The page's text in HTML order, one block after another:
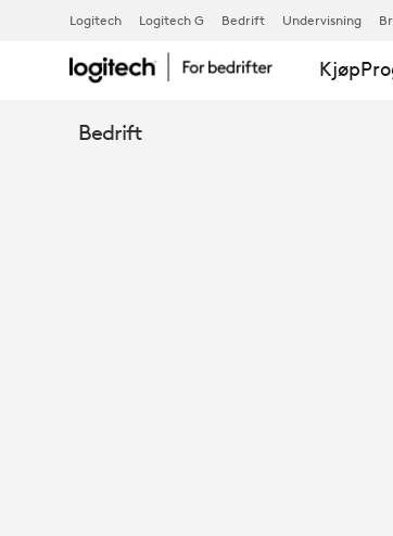
TAP
Logitech Logitech G Bedrift Undervisning
Kjøp
Bedrift